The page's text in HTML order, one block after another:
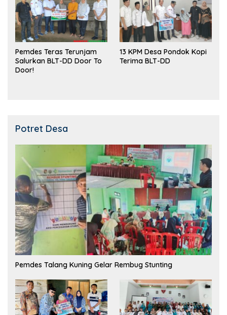
Pemdes Teras Terunjam
Salurkan BLT-DD Door To
Door!
13 KPM Desa Pondok Kopi
Terima BLT-DD
Potret Desa
Pemdes Talang Kuning Gelar Rembug Stunting